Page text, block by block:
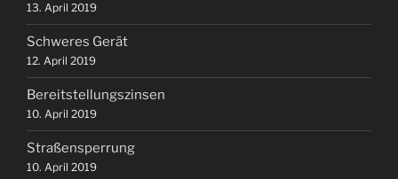
13. April 2019
Schweres Gerät
12. April 2019
Bereitstellungszinsen
10. April 2019
Straßensperrung
10. April 2019